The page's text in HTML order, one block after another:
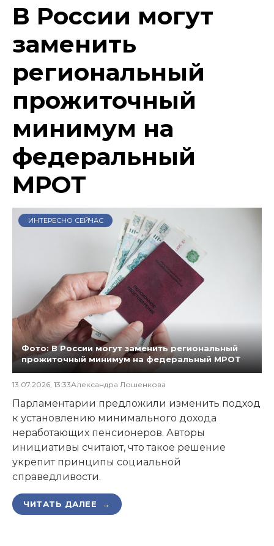
В России могут
заменить
региональный
прожиточный
минимум на
федеральный
МРОТ
ИНТЕРЕСНО СЕЙЧАС
Фото: В России могут заменить региональный
прожиточный минимум на федеральный МРОТ
13.07.2026, 13:33Александра Лошенкова
Парламентарии предложили изменить подход
к установлению минимального дохода
неработающих пенсионеров. Авторы
инициативы считают, что такое решение
укрепит принципы социальной
справедливости.
ЧИТАТЬ ДАЛЕЕ →